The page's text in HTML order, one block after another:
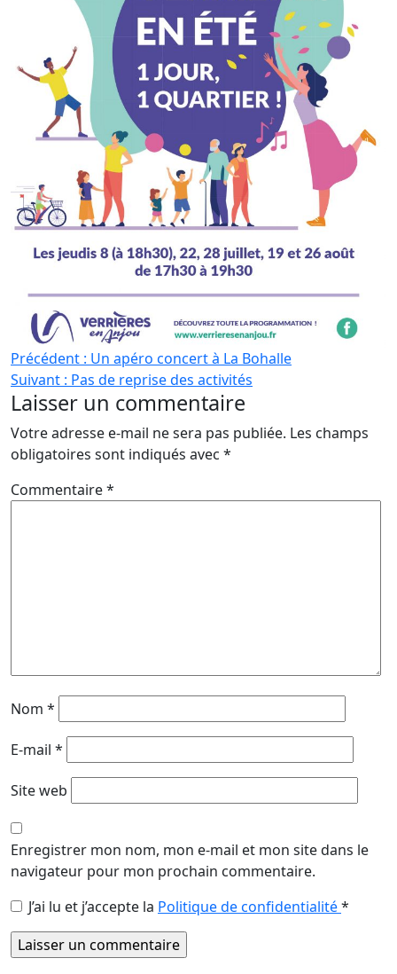
Navigation
de
l’article
Précédent : Un apéro concert à La Bohalle
Suivant : Pas de reprise des activités
Laisser un commentaire
Votre adresse e-mail ne sera pas publiée. Les champs
obligatoires sont indiqués avec *
Commentaire*
Nom *
E-mail *
Site web
Enregistrer mon nom, mon e-mail et mon site dans le
navigateur pour mon prochain commentaire.
J’ai lu et j’accepte la Politique de confidentialité*